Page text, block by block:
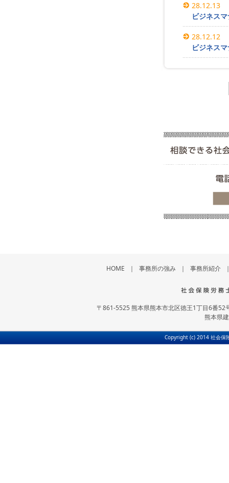
28.12.13
ビジネス
28.12.12
ビジネス
HOME ｜ 事務所の強み ｜ 事務所紹介
〒861-5525 熊本県熊本市北区徳王1丁目6番
熊本県
Copyright (c) 2014 社会